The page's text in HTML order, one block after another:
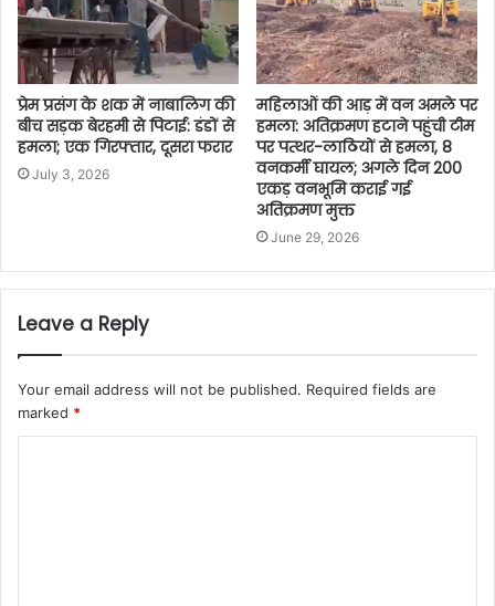
प्रेम प्रसंग के शक में नाबालिग की
बीच सड़क बेरहमी से पिटाई: डंडों से
हमला; एक गिरफ्तार, दूसरा फरार
July 3, 2026
महिलाओं की आड़ में वन अमले पर
हमला: अतिक्रमण हटाने पहुंची टीम
पर पत्थर-लाठियों से हमला, 8
वनकर्मी घायल; अगले दिन 200
एकड़ वनभूमि कराई गई
अतिक्रमण मुक्त
June 29, 2026
Leave a Reply
Your email address will not be published. Required fields are
marked *